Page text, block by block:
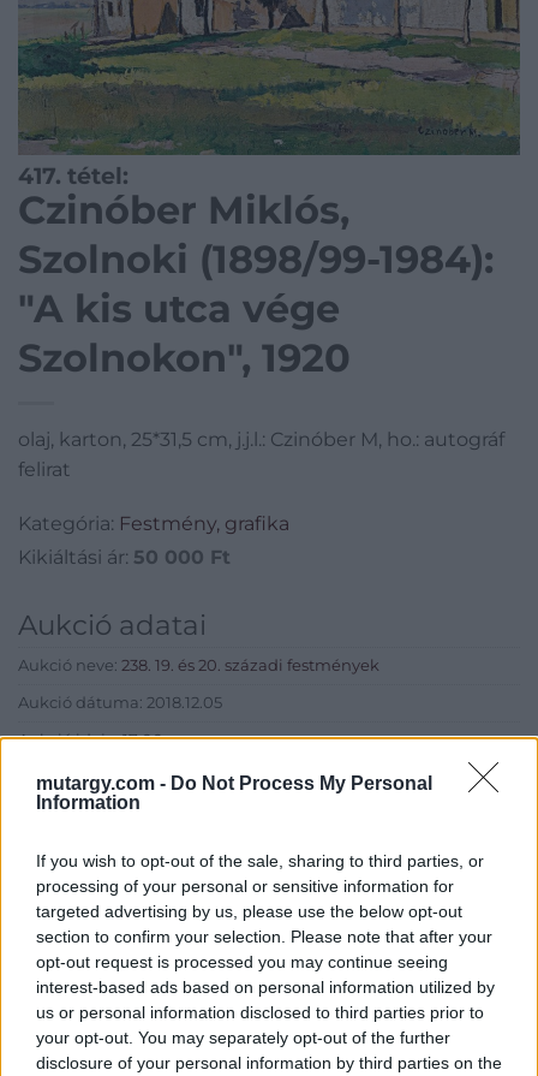
mutargy.com - Do Not Process My Personal
Information
If you wish to opt-out of the sale, sharing to third parties, or
processing of your personal or sensitive information for
targeted advertising by us, please use the below opt-out
section to confirm your selection. Please note that after your
opt-out request is processed you may continue seeing
interest-based ads based on personal information utilized by
us or personal information disclosed to third parties prior to
your opt-out. You may separately opt-out of the further
disclosure of your personal information by third parties on the
417. tétel:
Czinóber Miklós,
Szolnoki (1898/99-1984):
"A kis utca vége
Szolnokon", 1920
olaj, karton, 25*31,5 cm, j.j.l.: Czinóber M, ho.: autográf
felirat
Kategória: Festmény, grafika
Kikiáltási ár: 50 000 Ft
Aukció adatai
Aukció neve: 238. 19. és 20. századi festmények
Aukció dátuma: 2018.12.05
Aukció ideje: 17:00
Aukció helye: Budapest, Balaton utca 8.
Tételszám: 417
Eladó adatai
Eladó:Nagyházi Galéria és
Aukciósház
Cím: Müller Márta
Nagyházi Galéria és Aukciósház
Kft.
1055 Budapest, Balaton utca 8.